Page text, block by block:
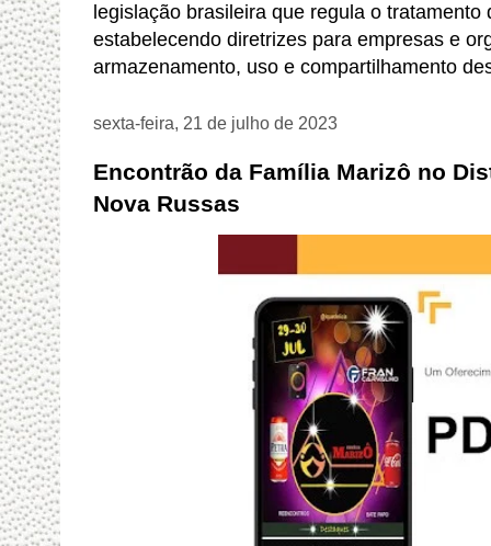
legislação brasileira que regula o tratamento
estabelecendo diretrizes para empresas e
armazenamento, uso e compartilhamento
sexta-feira, 21 de julho de 2023
Encontrão da Família Marizô no
Nova Russas